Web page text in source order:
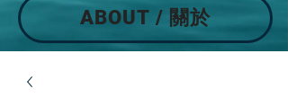
ABOUT / 關於